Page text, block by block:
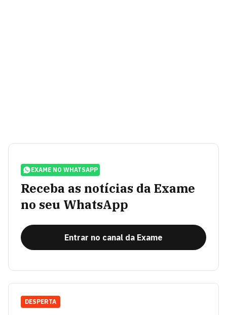
EXAME NO WHATSAPP
Receba as notícias da Exame
no seu WhatsApp
Entrar no canal da Exame
DESPERTA